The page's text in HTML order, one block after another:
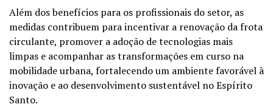
Além dos benefícios para os profissionais do setor, as
medidas contribuem para incentivar a renovação da frota
circulante, promover a adoção de tecnologias mais
limpas e acompanhar as transformações em curso na
mobilidade urbana, fortalecendo um ambiente favorável à
inovação e ao desenvolvimento sustentável no Espírito
Santo.